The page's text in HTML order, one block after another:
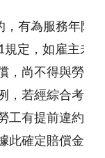
有為服務年限
規定，如雇主未
，尚不得與勞工
，若經綜合考量
工有提前違約行
此確定賠償金額